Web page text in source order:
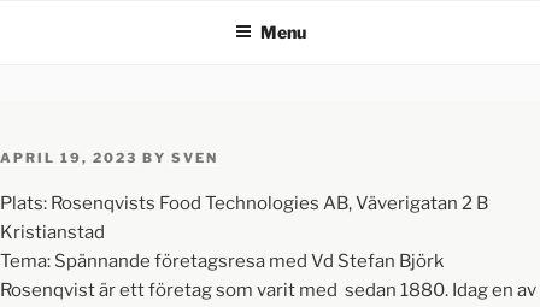
Menu
APRIL 19, 2023 BY SVEN
Plats: Rosenqvists Food Technologies AB, Väverigatan 2 B
Kristianstad
Tema: Spännande företagsresa med Vd Stefan Björk
Rosenqvist är ett företag som varit med sedan 1880. Idag en av